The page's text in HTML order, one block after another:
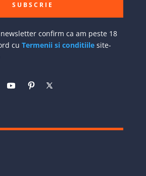
SUBSCRIE
confirm ca am peste 18
cu Termenii si conditiilesite-